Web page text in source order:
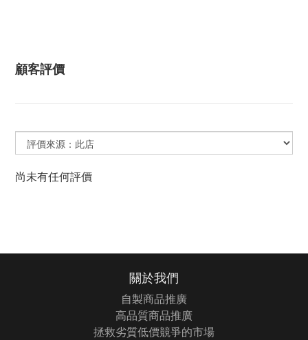
顧客評價
尚未有任何評價
關於我們
自製商品推廣
高品質商品推廣
拯救劣質低價競爭的市場